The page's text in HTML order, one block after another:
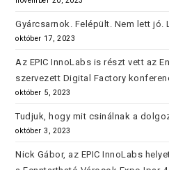
Gyárcsarnok. Felépült. Nem lett jó.
október 17, 2023
Az EPIC InnoLabs is részt vett az
szervezett Digital Factory
október 5, 2023
Tudjuk, hogy mit csinálnak a
október 3, 2023
Nick Gábor, az EPIC InnoLabs